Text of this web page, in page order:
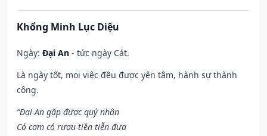
Khổng Minh Lục Diệu
Ngày: Đại An - tức ngày Cát.
Là ngày tốt, mọi việc đều được yên tâm, hành sự thành
công.
“Đại An gặp được quý nhân
Có cơm có rượu tiền tiễn đưa